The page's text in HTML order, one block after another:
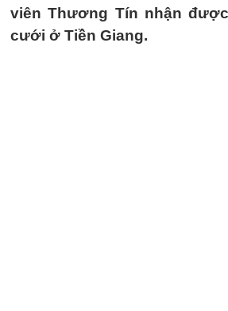
viên Thương Tín nhận
cưới ở Tiền Giang.